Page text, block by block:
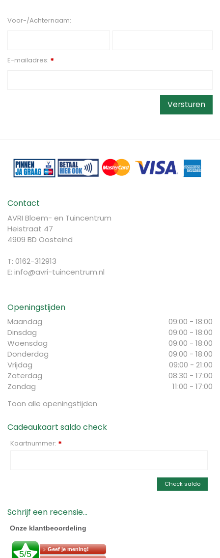
Voor-/Achternaam:
E-mailadres: *
Contact
AVRI Bloem- en Tuincentrum
Heistraat 47
4909 BD Oosteind
T: 0162-312913
E: info@avri-tuincentrum.nl
Openingstijden
Maandag
09:00 - 18:00
Dinsdag
09:00 - 18:00
Woensdag
09:00 - 18:00
Donderdag
09:00 - 18:00
Vrijdag
09:00 - 21:00
Zaterdag
08:30 - 17:00
Zondag
11:00 - 17:00
Toon alle openingstijden
Cadeaukaart saldo check
Kaartnummer: *
Check saldo
Schrijf een recensie...